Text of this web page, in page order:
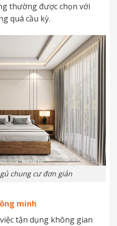
thường được chọn với
quá cầu kỳ.
chung cư đơn giản
minh
tận dụng không gian